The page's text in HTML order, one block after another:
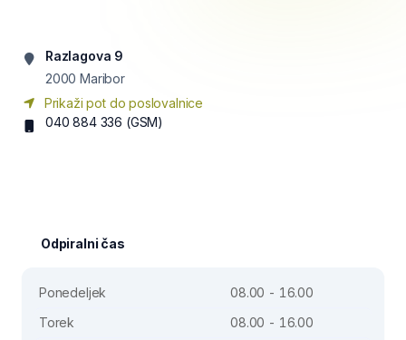
Razlagova 9
2000 Maribor
Prikaži pot do poslovalnice
040 884 336 (GSM)
Odpiralni čas
Ponedeljek
08.00 - 16.00
Torek
08.00 - 16.00